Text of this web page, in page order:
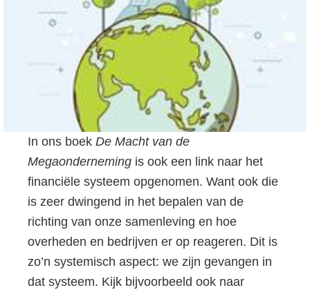
In ons boekDe Macht van de
Megaonderneming is ook een link naar het
financiële systeem opgenomen. Want ook die
is zeer dwingend in het bepalen van de
richting van onze samenleving en hoe
overheden en bedrijven er op reageren. Dit is
zo’n systemisch aspect: we zijn gevangen in
dat systeem. Kijk bijvoorbeeld ook naar